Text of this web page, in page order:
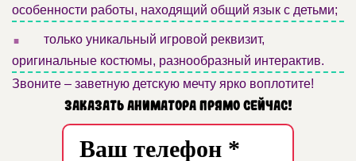
особенности работы, находящий общий язык с детьми;
.
только уникальный игровой реквизит,
оригинальные костюмы, разнообразный интерактив.
Звоните – заветную детскую мечту ярко воплотите!
Заказать аниматора прямо сейчас!